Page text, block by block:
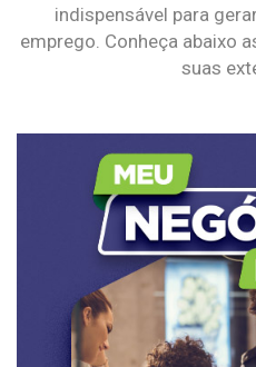
indispensável para
emprego. Conheça abaixo
suas